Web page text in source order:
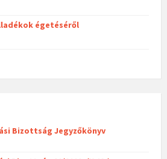
égetéséről
Bizottság Jegyzőkönyv